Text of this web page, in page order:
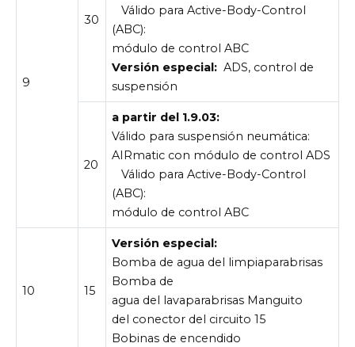
9
30
Válido para Active-Body-Control
(ABC):
módulo de control ABC
Versión especial: ADS, control de
suspensión
20
a partir del 1.9.03:
Válido para suspensión neumática:
AIRmatic con módulo de control ADS
Válido para Active-Body-Control
(ABC):
módulo de control ABC
10 15
Versión especial:
Bomba de agua del limpiaparabrisas
Bomba de
agua del lavaparabrisas Manguito
del conector del circuito 15
Bobinas de encendido